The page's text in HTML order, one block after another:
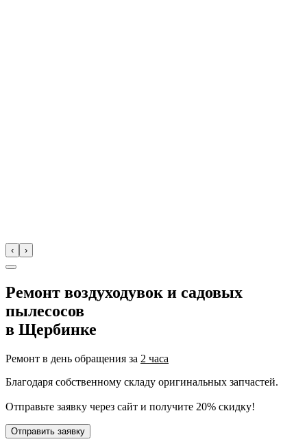
‹ ›
Ремонт воздуходувок и садовых
пылесосов
в Щербинке
Ремонт в день обращения за 2 часа
Благодаря собственному складу оригинальных запчастей.
Отправьте заявку через сайт и получите 20% скидку!
Отправить заявку